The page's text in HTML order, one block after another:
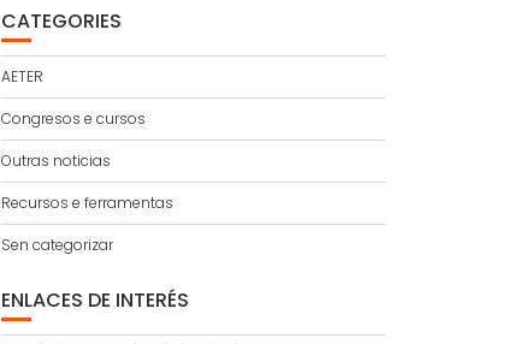
CATEGORIES
AETER
Congresos e cursos
Outras noticias
Recursos e ferramentas
Sen categorizar
ENLACES DE INTERÉS